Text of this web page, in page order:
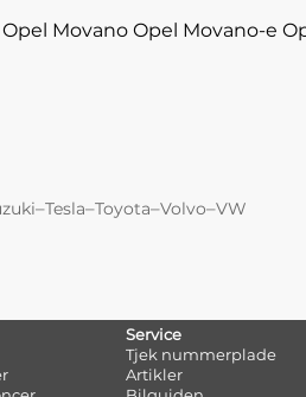
Opel Movano Opel Movano-e
–Tesla–Toyota–Volvo–VW
Service
Tjek nummerplade
Artikler